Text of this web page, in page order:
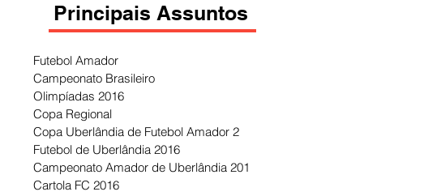
Principais Assuntos
Futebol Amador
Campeonato Brasileiro
Olimpíadas 2016
Copa Regional
Copa Uberlândia de Futebol Amador 2
Futebol de Uberlândia 2016
Campeonato Amador de Uberlândia 201
Cartola FC 2016